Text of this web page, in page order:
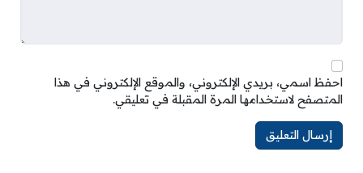
احفظ اسمي، بريدي الإلكتروني، والموقع الإلكتروني في هذا
المتصفح لاستخدامها المرة المقبلة في تعليقي.